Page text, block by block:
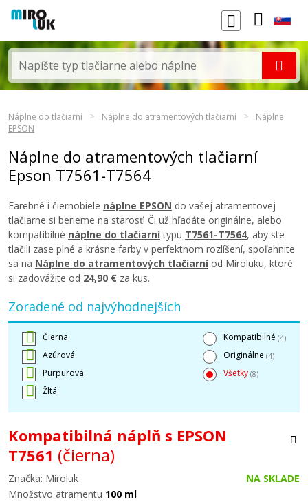
Náplne do tlačiarní Náplne do atramentových tlačiarní
Náplne
EPSON
Náplne do atramentových tlačiarní
Epson T7561-T7564
Farebné i čiernobiele náplne EPSON do vašej atramentovej
tlačiarne si berieme na starosť! Či už hľadáte originálne, alebo
kompatibilné náplne do tlačiarnítypu T7561-T7564, aby ste
tlačili zase plné a krásne farby v perfektnom rozlíšení, spoľahnite
sa na Náplne do atramentových tlačiarníod Miroluku, ktoré
si zadovážite od 24,90 € za kus.
Zoradené od najvýhodnejších
Čierna
Azúrová
Purpurová
Žltá
Kompatibilné (4)
Originálne (4)
Všetky (8)
Kompatibilná náplň s EPSON
T7561 (čierna)
Značka: Miroluk
NA SKLADE
Množstvo atramentu 100 ml